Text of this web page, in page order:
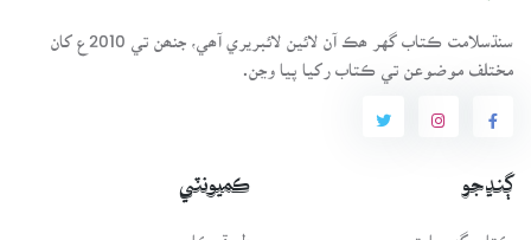
سنڌسلامت ڪتاب گهر ھڪ آن لائين لائبريري آھي، جنھن تي 2010ع کان
مختلف موضوعن تي ڪتاب رکيا پيا وڃن.
ڳنڍجو
ڪتاب گهر بابت
ڪميونٽي
طريقيڪار